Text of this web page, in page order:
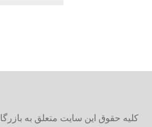
کلیه حقوق این سایت متعلق به